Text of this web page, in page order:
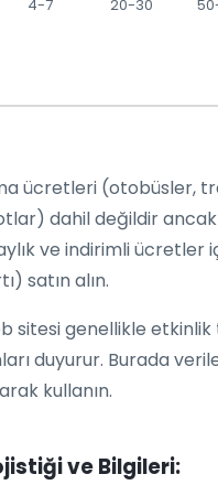
4-7 20-30
ücretleri (otobüsler,
dahil değildir
ve indirimli ücretler
satın alın.
sitesi genellikle etkinlik
duyurur. Burada
kullanın.
ve Bilgileri: